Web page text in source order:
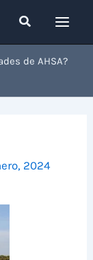
Buscar
de AHSA?
2024